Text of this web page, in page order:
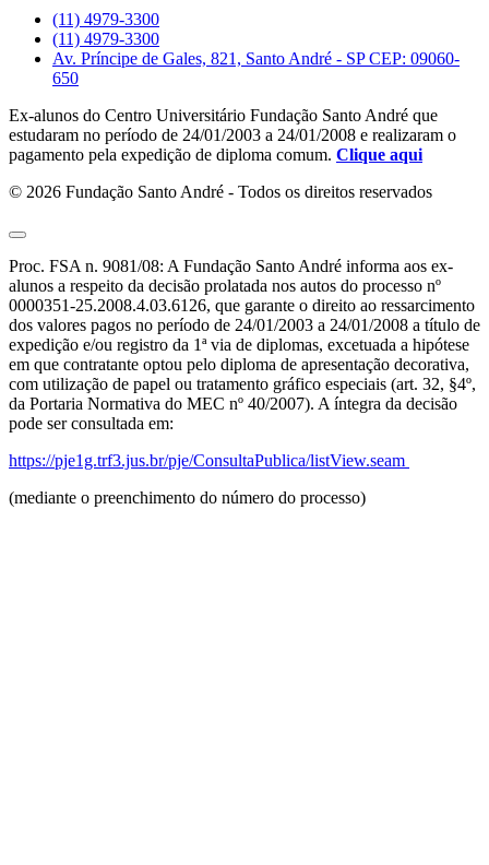
(11) 4979-3300
(11) 4979-3300
Av. Príncipe de Gales, 821, Santo André - SP CEP: 09060-
650
Ex-alunos do Centro Universitário Fundação Santo André que
estudaram no período de 24/01/2003 a 24/01/2008 e realizaram o
pagamento pela expedição de diploma comum. Clique aqui
© 2026 Fundação Santo André - Todos os direitos reservados
Proc. FSA n. 9081/08: A Fundação Santo André informa aos ex-
alunos a respeito da decisão prolatada nos autos do processo nº
0000351-25.2008.4.03.6126, que garante o direito ao ressarcimento
dos valores pagos no período de 24/01/2003 a 24/01/2008 a título de
expedição e/ou registro da 1ª via de diplomas, excetuada a hipótese
em que contratante optou pelo diploma de apresentação decorativa,
com utilização de papel ou tratamento gráfico especiais (art. 32, §4º,
da Portaria Normativa do MEC nº 40/2007). A íntegra da decisão
pode ser consultada em:
https://pje1g.trf3.jus.br/pje/ConsultaPublica/listView.seam
(mediante o preenchimento do número do processo)